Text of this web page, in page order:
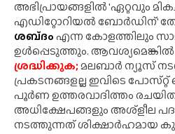
അഭിപ്രായങ്ങളിൽ 'ഏറ്റവും
എഡിറ്റോറിയൽ ബോർഡിന്'
ശബ്‌ദംഎന്ന കോളത്തിലും
ഉൾപ്പെടുത്തും. ആവശ്യമെങ്കിൽ
ശ്രദ്ധിക്കുക;മലബാർ ന്യൂസ്
പ്രകടനങ്ങളല്ല ഇവിടെ
പൂർണ ഉത്തരവാദിത്തം
അധിക്ഷേപങ്ങളും അശ്‌ളീല
നടത്തുന്നത് ശിക്ഷാർഹമായ